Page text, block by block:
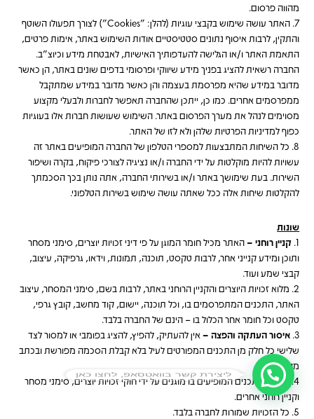
מהווה פרסום.
7. האתר עושה שימוש בקבצי עוגיות (להלן: "Cookies") לצורך תפעולו השוטף
והתקין, לרבות איסוף נתונים סטטיסטיים אודות השימוש באתר, אימות פרטים,
התאמת האתר ו/או הגלישה להעדפותיך האישיות, לאבטחת מידע וכיוצ"ב.
החברה רשאית להציג בפניך מידע שיווקי ופרסומי בדפים שונים באתר, הן כאשר
מדובר במידע שהיא מפרסמת בעצמה והן כאשר מדובר במידע שמתקבל
ממפרסמים אחרים. כמו כן, ייתכן שהחברה תאפשר לחברות ולבעלי מקצוע
מסוימים לנהל את מערך הפרסום באתר. השימוש שעושות חברות אלו בעוגיות
כפוף למדיניות הפרטיות שלהן ולא לזו של האתר.
8. כל השיחות המתבצעות למספרי הטלפון של החברה המופיעים באתר זה
עשויות להיות מוקלטות על ידי החברה ו/או נציגיה לצורכי פיקוח, בקרה ושיפור
השירות. בעת שימושך באתר ו/או בשירותי החברה, אתה נותן בכך הסכמתך
להקלטות שיחות אלה ככל שאתה עושה שימוש בשירות הטלפוני.
שונות
1. קניין רוחני – האתר מכיל חומר המוגן על פי דיני זכויות יוצרים, סימני מסחר
ותוכן ומידע קנייני אחר, לרבות טקסט, תוכנה, תמונות, וידאו, גרפיקה, עיצוב,
קבצי שמע ועוד.
2. מלוא זכויות היוצרים והקניין הרוחני באתר, לרבות בשם, סימני המסחר, עיצוב
האתר, התכנים המתפרסמים בו, וכל תוכנה, יישום, קוד מחשב, קובץ גרפי,
טקסט וכל חומר אחר הכלול בו – הינם של החברה בלבד.
3. איסור העתקה והפצה – אין להעתיק, להפיץ, להציג בפומבי או למסור לצד
שלישי כל חלק מן התכנים המפורטים לעיל בלא קבלת הסכמה מפורשת ובכתב
מהחברה.
4. האתר והתכנים המופיעים בו מוגנים על ידי חוקי זכויות יוצרים, סימני מסחר
וקניין רוחני אחרים.
5. כל הזכויות שמורות לחברה בלבד.
ליצירת קשר בוואטסאפ, לחצו כאן